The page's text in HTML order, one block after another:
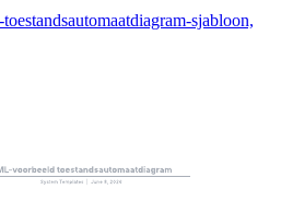
sjabloon,